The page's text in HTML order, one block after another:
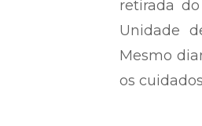
retirada
Unidade
Mesmo
os